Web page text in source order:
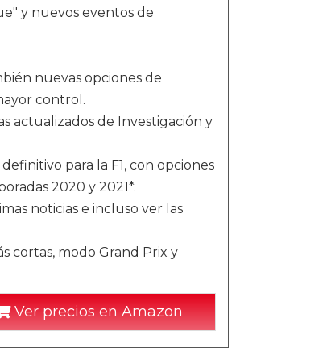
y nuevos eventos de
nuevas opciones de
control.
actualizados de Investigación y
para la F1, con opciones
2020 y 2021*.
noticias e incluso ver las
cortas, modo Grand Prix y
Ver precios en Amazon